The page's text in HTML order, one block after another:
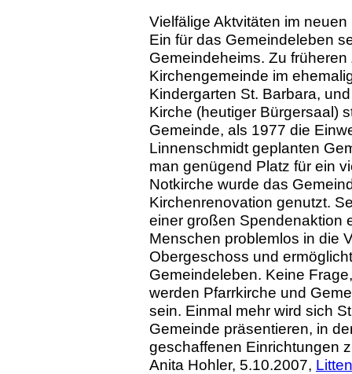
Vielfälige Aktvitäten im
Ein für das Gemeindeleben
Gemeindeheims. Zu
Kirchengemeinde im
Kindergarten St. Barbara,
Kirche (heutiger Bürgersaal)
Gemeinde, als 1977 die
Linnenschmidt geplanten
man genügend Platz für ein
Notkirche wurde das
Kirchenrenovation genutzt.
einer großen Spendenaktion
Menschen problemlos in die
Obergeschoss und
Gemeindeleben. Keine
werden Pfarrkirche und
sein. Einmal mehr wird sich
Gemeinde präsentieren, in
geschaffenen Einrichtungen
Anita Hohler, 5.10.2007,